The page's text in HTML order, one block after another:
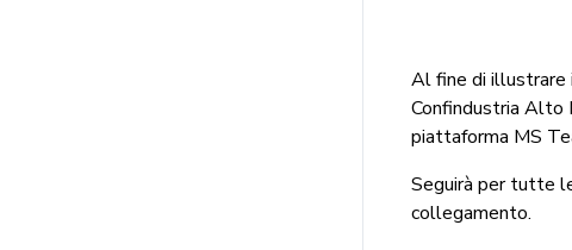
Al fine di illustrare
Confindustria Alto
piattaforma MS
Seguirà per tutte
collegamento.